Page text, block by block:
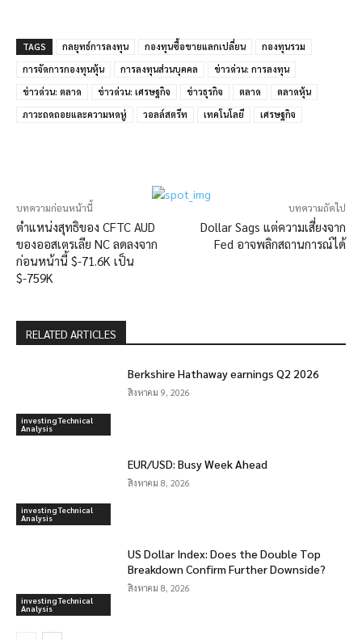
TAGS กลยุทธ์การลงทุน กองทุนซื้อขายแลกเปลี่ยน
กองทุนรวม
การจัดการกองทุนหุ้น
การลงทุนส่วนบุคคล
ข่าวด่วน: การลงทุน
ข่าวด่วน: ตลาด
ข่าวด่วน: เศรษฐกิจ ข่าวธุรกิจ ตลาด
ตลาดหุ้น
ภาวะถดถอยและความหดหู่
วอลล์สตรีท เทคโนโลยี เศรษฐกิจ
บทความก่อนหน้านี้
ตำแหน่งสุทธิของ CFTC AUD
ของออสเตรเลีย NC ลดลงจาก
ก่อนหน้านี้ $-71.6K เป็น
$-759K
บทความถัดไป
Dollar Sags แต่ความเสี่ยงจาก
Fed อาจพลิกสถานการณ์ได้
RELATED ARTICLES
investing Technical
Analysis
Berkshire Hathaway earnings Q2 2026
สิงหาคม 9, 2026
investing Technical
Analysis
EUR/USD: Busy Week Ahead
สิงหาคม 8, 2026
investing Technical
Analysis
US Dollar Index: Does the Double Top
Breakdown Confirm Further Downside?
สิงหาคม 8, 2026